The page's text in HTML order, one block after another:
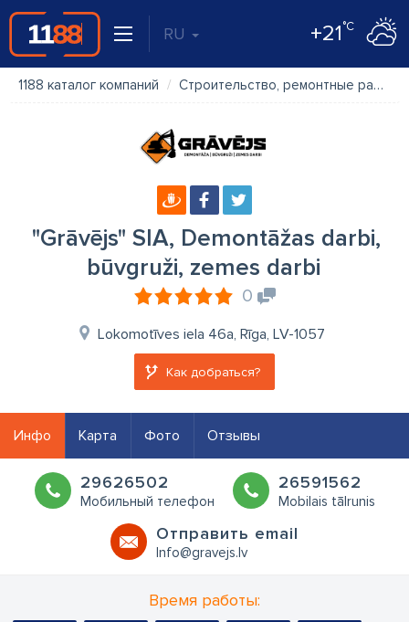
RU +21°C
1188 каталог компаний Строительство, ремонтные работы
"Grāvējs" SIA, Demontāžas darbi,
būvgruži, zemes darbi
0
Lokomotīves iela 46a, Rīga, LV-1057
Как добраться?
Инфо Карта Фото Отзывы
29626502
Мобильный телефон
26591562
Mobilais tālrunis
Oтправить email
Info@gravejs.lv
Время работы: